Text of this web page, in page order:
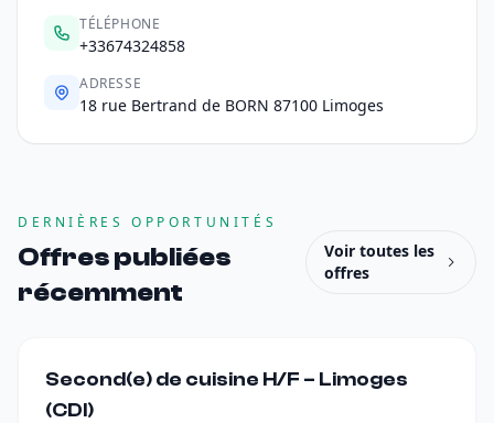
TÉLÉPHONE
+33674324858
ADRESSE
18 rue Bertrand de BORN 87100 Limoges
DERNIÈRES OPPORTUNITÉS
Offres publiées
récemment
Voir toutes les
offres
Second(e) de cuisine H/F – Limoges
(CDI)